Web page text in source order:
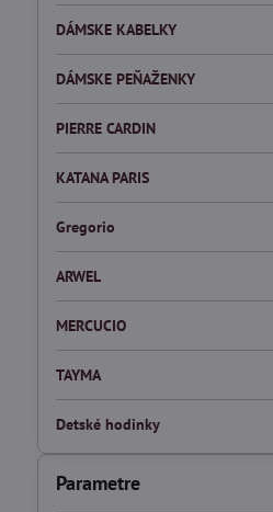
Parametre
DÁMSKE KABELKY
DÁMSKE PEŇAŽENKY
PIERRE CARDIN
KATANA PARIS
Gregorio
ARWEL
MERCUCIO
TAYMA
Detské hodinky